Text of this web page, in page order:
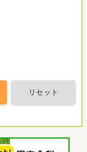
リセット